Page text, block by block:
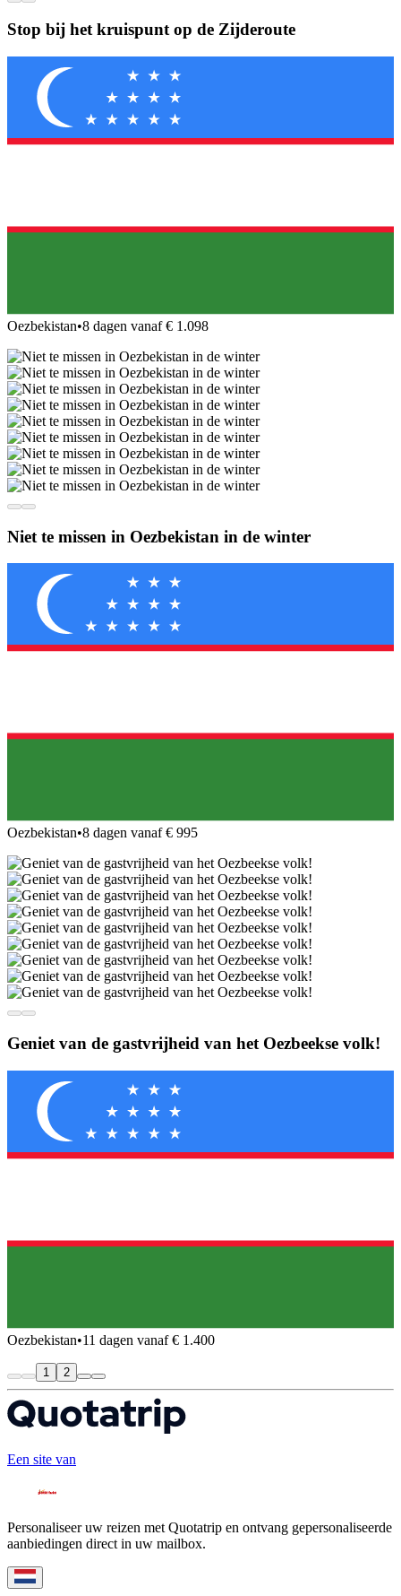
Stop bij het kruispunt op de Zijderoute
Oezbekistan•8 dagen vanaf € 1.098
Niet te missen in Oezbekistan in de winter
Oezbekistan•8 dagen vanaf € 995
Geniet van de gastvrijheid van het Oezbeekse volk!
Oezbekistan•11 dagen vanaf € 1.400
1 2
Een site van
Personaliseer uw reizen met Quotatrip en ontvang gepersonaliseerde
aanbiedingen direct in uw mailbox.